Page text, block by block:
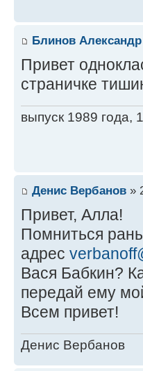
Блинов Александр
Привет
страничке
выпуск 1989 года,
Денис Вербанов »
Привет, Алла!
Помниться
адрес
Вася Бабкин?
передай ему
Всем привет!
Денис Вербанов